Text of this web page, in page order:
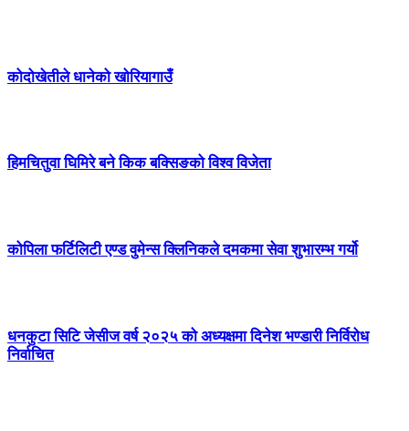
कोदोखेतीले धानेको खोरियागाउँ
हिमचितुवा घिमिरे बने किक बक्सिङको विश्व विजेता
कोपिला फर्टिलिटी एण्ड वुमेन्स क्लिनिकले दमकमा सेवा शुभारम्भ गर्यो
धनकुटा सिटि जेसीज वर्ष २०२५ को अध्यक्षमा दिनेश भण्डारी निर्विरोध
निर्वाचित